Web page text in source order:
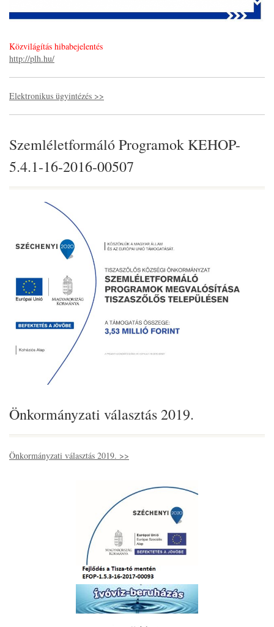
Közvilágítás hibabejelentés
http://plh.hu/
Elektronikus ügyintézés >>
Szemléletformáló Programok KEHOP-
5.4.1-16-2016-00507
Önkormányzati választás 2019.
Önkormányzati választás 2019. >>